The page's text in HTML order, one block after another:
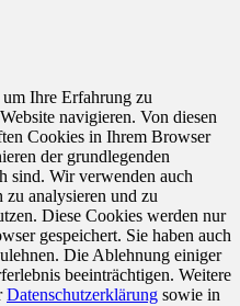
Ihre Erfahrung zu
navigieren. Von diesen
Cookies in Ihrem Browser
der grundlegenden
sind. Wir verwenden auch
analysieren und zu
Diese Cookies werden nur
gespeichert. Sie haben auch
Die Ablehnung einiger
beeinträchtigen. Weitere
Datenschutzerklärung sowie in